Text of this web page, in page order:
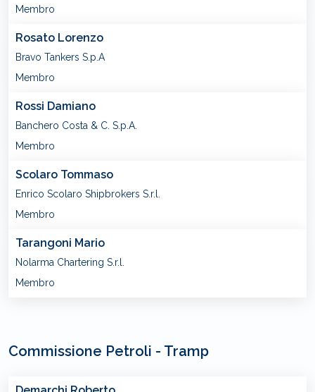
Membro
Rosato Lorenzo
Bravo Tankers S.p.A
Membro
Rossi Damiano
Banchero Costa & C. S.p.A.
Membro
Scolaro Tommaso
Enrico Scolaro Shipbrokers S.r.l.
Membro
Tarangoni Mario
Nolarma Chartering S.r.l.
Membro
Commissione Petroli - Tramp